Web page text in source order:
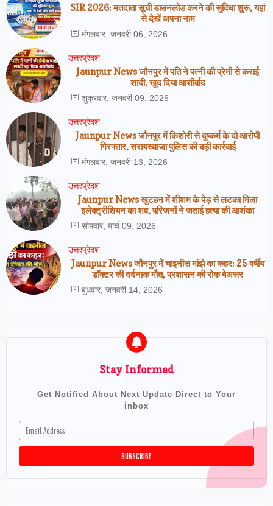
SIR 2026: मतदाता सूची डाउनलोड करने की सुविधा शुरू, यहां
से देखें अपना नाम
मंगलवार, जनवरी 06, 2026
उत्तरप्रेदश
Jaunpur News जौनपुर में पति ने पत्नी की प्रेमी से कराई
शादी, खुद दिया आशीर्वाद
शुक्रवार, जनवरी 09, 2026
उत्तरप्रेदश
Jaunpur News जौनपुर में किशोरी से दुष्कर्म के दो आरोपी
गिरफ्तार, सरायख्वाजा पुलिस की बड़ी कार्रवाई
मंगलवार, जनवरी 13, 2026
उत्तरप्रेदश
Jaunpur News खुटहन में शीशम के पेड़ से लटका मिला
इलेक्ट्रीशियन का शव, परिजनों ने जताई हत्या की आशंका
सोमवार, मार्च 09, 2026
उत्तरप्रेदश
Jaunpur News जौनपुर में चाइनीस मांझे का कहर: 25 वर्षीय
डॉक्टर की दर्दनाक मौत, प्रशासन की रोक बेअसर
बुधवार, जनवरी 14, 2026
Stay Informed
Get Notified About Next Update Direct to Your
inbox